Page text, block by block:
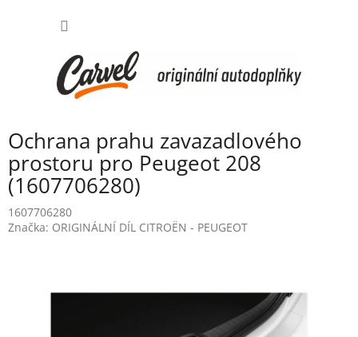
Ochrana prahu zavazadlového
prostoru pro Peugeot 208
(1607706280)
1607706280
Značka: ORIGINÁLNÍ DÍL CITROËN - PEUGEOT